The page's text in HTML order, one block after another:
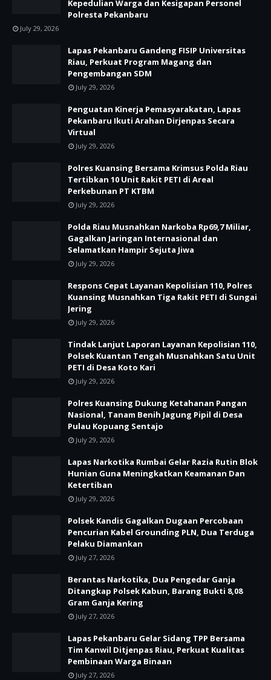
Kepedulian Warga dan Kesigapan Personel
Polresta Pekanbaru
July 29, 2026
Lapas Pekanbaru Gandeng FISIP Universitas
Riau, Perkuat Program Magang dan
Pengembangan SDM
July 29, 2026
Penguatan Kinerja Pemasyarakatan, Lapas
Pekanbaru Ikuti Arahan Dirjenpas Secara
Virtual
July 29, 2026
Polres Kuansing Bersama Krimsus Polda Riau
Tertibkan 10 Unit Rakit PETI di Areal
Perkebunan PT KTBM
July 29, 2026
Polda Riau Musnahkan Narkoba Rp69,7 Miliar,
Gagalkan Jaringan Internasional dan
Selamatkan Hampir Sejuta Jiwa
July 29, 2026
Respons Cepat Layanan Kepolisian 110, Polres
Kuansing Musnahkan Tiga Rakit PETI di Sungai
Jering
July 29, 2026
Tindak Lanjut Laporan Layanan Kepolisian 110,
Polsek Kuantan Tengah Musnahkan Satu Unit
PETI di Desa Koto Kari
July 29, 2026
Polres Kuansing Dukung Ketahanan Pangan
Nasional, Tanam Benih Jagung Pipil di Desa
Pulau Kopuang Sentajo
July 29, 2026
Lapas Narkotika Rumbai Gelar Razia Rutin Blok
Hunian Guna Meningkatkan Keamanan Dan
Ketertiban
July 29, 2026
Polsek Kandis Gagalkan Dugaan Percobaan
Pencurian Kabel Grounding PLN, Dua Terduga
Pelaku Diamankan
July 27, 2026
Berantas Narkotika, Dua Pengedar Ganja
Ditangkap Polsek Kabun, Barang Bukti 8,08
Gram Ganja Kering
July 27, 2026
Lapas Pekanbaru Gelar Sidang TPP Bersama
Tim Kanwil Ditjenpas Riau, Perkuat Kualitas
Pembinaan Warga Binaan
July 27, 2026